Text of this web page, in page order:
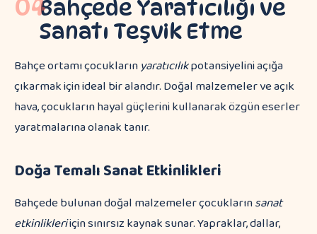
Bahçede Yaratıcılığı ve
Sanatı Teşvik Etme
Bahçe ortamı çocuklarınyaratıcılıkpotansiyelini açığa
çıkarmak için ideal bir alandır. Doğal malzemeler ve açık
hava, çocukların hayal güçlerini kullanarak özgün eserler
yaratmalarına olanak tanır.
Doğa Temalı Sanat Etkinlikleri
Bahçede bulunan doğal malzemeler çocuklarınsanat
etkinlikleriiçin sınırsız kaynak sunar. Yapraklar, dallar,